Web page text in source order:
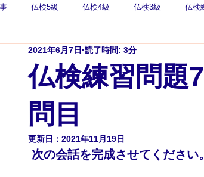
仏検5級 仏検4級 仏検3級 仏検
仏検練習問題
問目
2021年6月7日 読了時間: 3分
更新日： 2021年11月19日
次の会話を完成させてください。